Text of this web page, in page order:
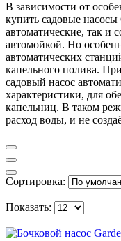
В зависимости от
купить садовые
автоматические, так и
автомойкой. Но
автоматических
капельного полива.
садовый насос
характеристики, для
капельниц. В таком
расход воды, и не
Сортировка:
Показать: